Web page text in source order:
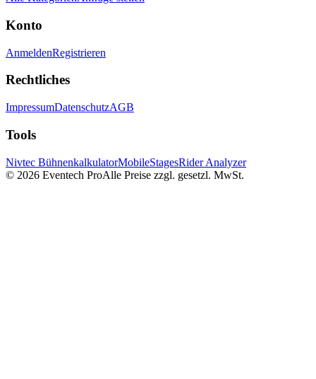
Konto
AnmeldenRegistrieren
Rechtliches
ImpressumDatenschutzAGB
Tools
Nivtec BühnenkalkulatorMobileStagesRider Analyzer
© 2026 Eventech ProAlle Preise zzgl. gesetzl. MwSt.